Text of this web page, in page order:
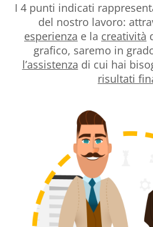
I 4 punti indicati
del nostro lavoro:
esperienza e la creatività
grafico, saremo in
l’assistenza di cui hai
risultati